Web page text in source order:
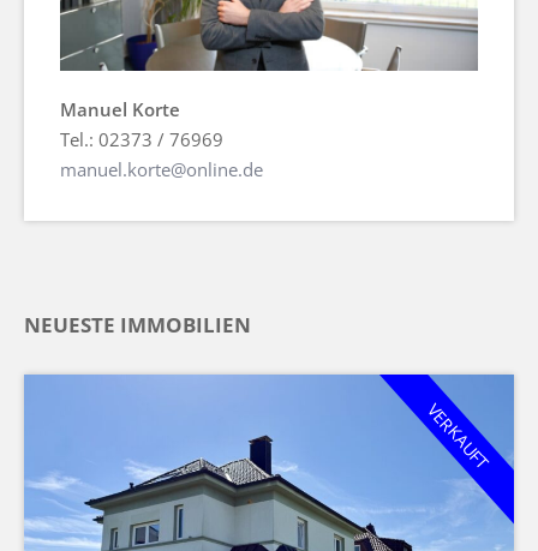
Manuel Korte
Tel.: 02373 / 76969
manuel.korte@online.de
NEUESTE IMMOBILIEN
VERKAUFT